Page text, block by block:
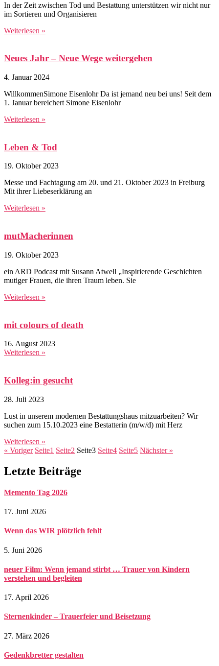
In der Zeit zwischen Tod und Bestattung unterstützen wir nicht nur
im Sortieren und Organisieren
Weiterlesen »
Neues Jahr – Neue Wege weitergehen
4. Januar 2024
WillkommenSimone Eisenlohr Da ist jemand neu bei uns! Seit dem
1. Januar bereichert Simone Eisenlohr
Weiterlesen »
Leben & Tod
19. Oktober 2023
Messe und Fachtagung am 20. und 21. Oktober 2023 in Freiburg
Mit ihrer Liebeserklärung an
Weiterlesen »
mutMacherinnen
19. Oktober 2023
ein ARD Podcast mit Susann Atwell „Inspirierende Geschichten
mutiger Frauen, die ihren Traum leben. Sie
Weiterlesen »
mit colours of death
16. August 2023
Weiterlesen »
Kolleg:in gesucht
28. Juli 2023
Lust in unserem modernen Bestattungshaus mitzuarbeiten? Wir
suchen zum 15.10.2023 eine Bestatterin (m/w/d) mit Herz
Weiterlesen »
« Voriger Seite1 Seite2 Seite3 Seite4 Seite5 Nächster »
Letzte Beiträge
Memento Tag 2026
17. Juni 2026
Wenn das WIR plötzlich fehlt
5. Juni 2026
neuer Film: Wenn jemand stirbt … Trauer von Kindern
verstehen und begleiten
17. April 2026
Sternenkinder – Trauerfeier und Beisetzung
27. März 2026
Gedenkbretter gestalten